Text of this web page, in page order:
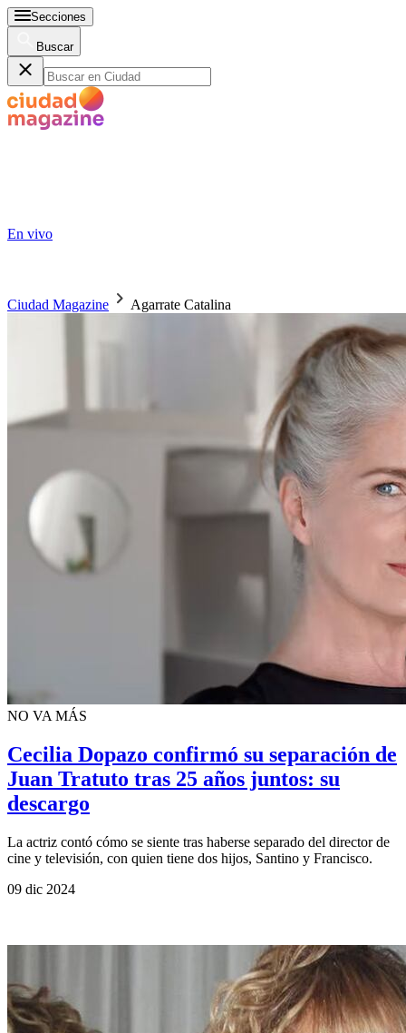
Secciones
Buscar
En vivo
Ciudad Magazine Agarrate Catalina
NO VA MÁS
Cecilia Dopazo confirmó su separación de
Juan Tratuto tras 25 años juntos: su
descargo
La actriz contó cómo se siente tras haberse separado del director de
cine y televisión, con quien tiene dos hijos, Santino y Francisco.
09 dic 2024